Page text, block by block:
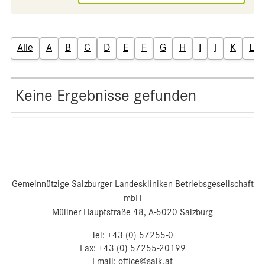
Alle A B C D E F G H I J K L
Keine Ergebnisse gefunden
Gemeinnützige Salzburger Landeskliniken Betriebsgesellschaft
mbH
Müllner Hauptstraße 48, A-5020 Salzburg
Tel: +43 (0) 57255-0
Fax: +43 (0) 57255-20199
Email: office@salk.at